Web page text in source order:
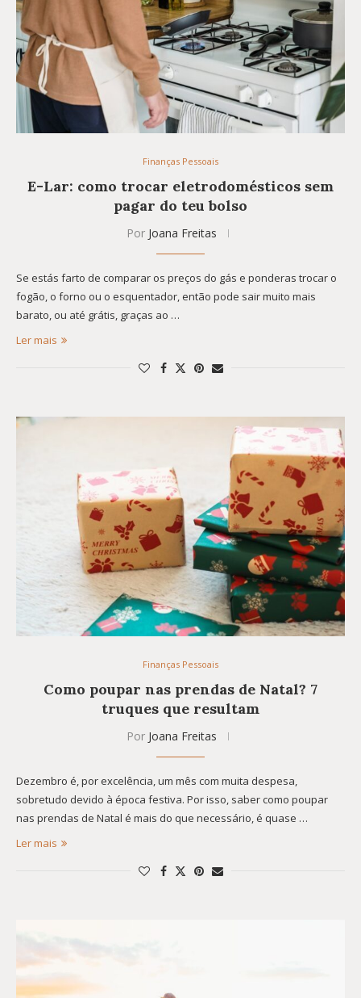
Finanças Pessoais
E-Lar: como trocar eletrodomésticos sem
pagar do teu bolso
Por Joana Freitas
Se estás farto de comparar os preços do gás e ponderas trocar o
fogão, o forno ou o esquentador, então pode sair muito mais
barato, ou até grátis, graças ao …
Ler mais
Finanças Pessoais
Como poupar nas prendas de Natal? 7
truques que resultam
Por Joana Freitas
Dezembro é, por excelência, um mês com muita despesa,
sobretudo devido à época festiva. Por isso, saber como poupar
nas prendas de Natal é mais do que necessário, é quase …
Ler mais